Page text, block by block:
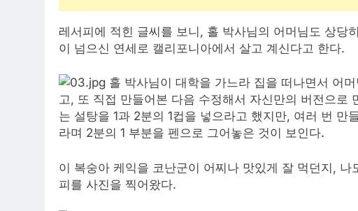
레서피에 적힌 글씨를 보니, 홀 박사님의 어머님도 상당
이 넘으신 연세로 캘리포니아에서 살고 계신다고 한다.
홀 박사님이 대학을 가느라 집을 떠나면서 어
고, 또 직접 만들어본 다음 수정해서 자신만의 버전으로
는 설탕을 1과 2분의 1컵을 넣으라고 했지만, 여러 번 만
라며 2분의 1 부분을 펜으로 그어놓은 것이 보인다.
이 복숭아 케익을 코난군이 어찌나 맛있게 잘 먹던지,
피를 사진을 찍어왔다.